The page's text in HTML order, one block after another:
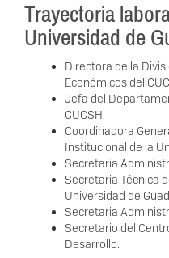
Trayectoria
Universidad de
Directora de la
Económicos del
Jefa del
CUCSH.
Coordinadora
Institucional de la
Secretaria
Secretaria Técnica
Universidad de
Secretaria
Secretario del
Desarrollo.